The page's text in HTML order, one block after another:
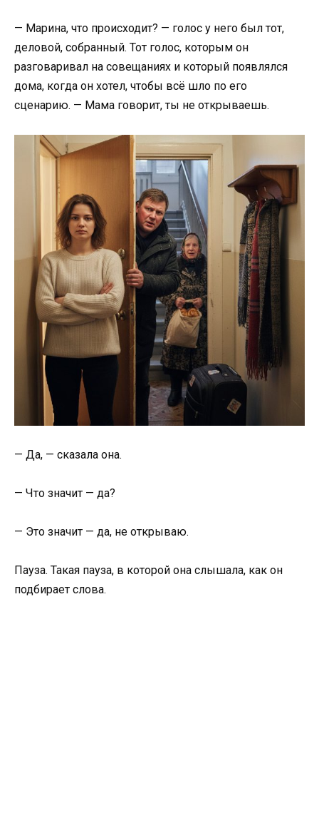
— Марина, что происходит? — голос у него был тот,
деловой, собранный. Тот голос, которым он
разговаривал на совещаниях и который появлялся
дома, когда он хотел, чтобы всё шло по его
сценарию. — Мама говорит, ты не открываешь.
— Да, — сказала она.
— Что значит — да?
— Это значит — да, не открываю.
Пауза. Такая пауза, в которой она слышала, как он
подбирает слова.